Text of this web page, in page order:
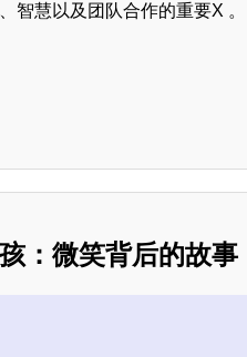
智慧以及团队合作的重要X 。
：微笑背后的故事